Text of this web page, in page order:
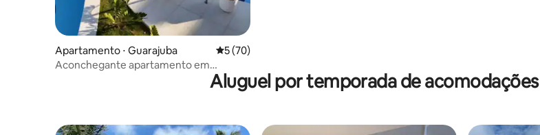
Apartamento ⋅ Guarajuba 5 de uma avaliação média de 5, 70 avaliações
5 (70)
Aconchegante apartamento em
Aluguel por temporada de